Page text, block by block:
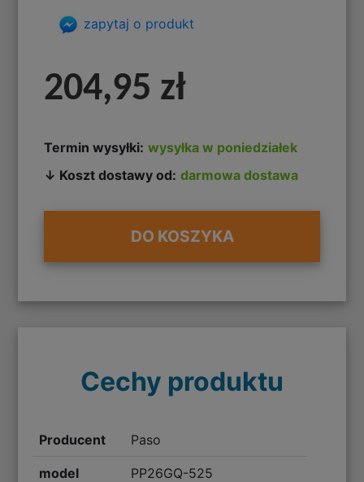
zapytaj o produkt
204,95 zł
Termin wysyłki: wysyłka w poniedziałek
↓ Koszt dostawy od: darmowa dostawa
DO KOSZYKA
Cechy produktu
Producent Paso
model PP26GQ-525